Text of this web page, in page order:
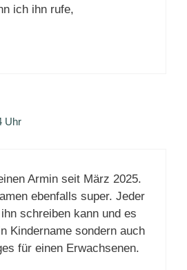
ich ihn rufe,
Uhr
Armin seit März 2025.
ebenfalls super. Jeder
schreiben kann und es
Kindername sondern auch
für einen Erwachsenen.